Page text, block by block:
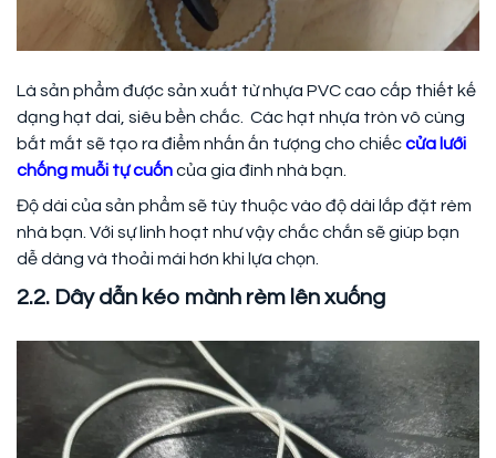
Là sản phẩm được sản xuất từ nhựa PVC cao cấp thiết kế
dạng hạt dai, siêu bền chắc. Các hạt nhựa tròn vô cùng
bắt mắt sẽ tạo ra điểm nhấn ấn tượng cho chiếccửa lưới
chống muỗi tự cuốncủa gia đình nhà bạn.
Độ dài của sản phẩm sẽ tùy thuộc vào độ dài lắp đặt rèm
nhà bạn. Với sự linh hoạt như vậy chắc chắn sẽ giúp bạn
dễ dàng và thoải mái hơn khi lựa chọn.
2.2. Dây dẫn kéo mành rèm lên xuống